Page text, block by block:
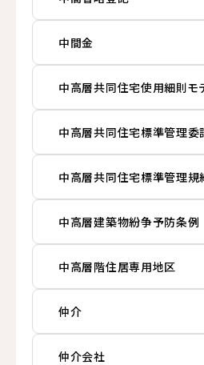
中間金
中高層共同住宅使用細則モ
中高層共同住宅標準管理委
中高層共同住宅標準管理規
中高層建築物紛争予防条例
中高層階住居専用地区
仲介
仲介会社